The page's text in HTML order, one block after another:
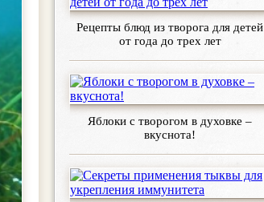
Рецепты блюд из творога для детей
от года до трех лет
Яблоки с творогом в духовке –
вкуснота!